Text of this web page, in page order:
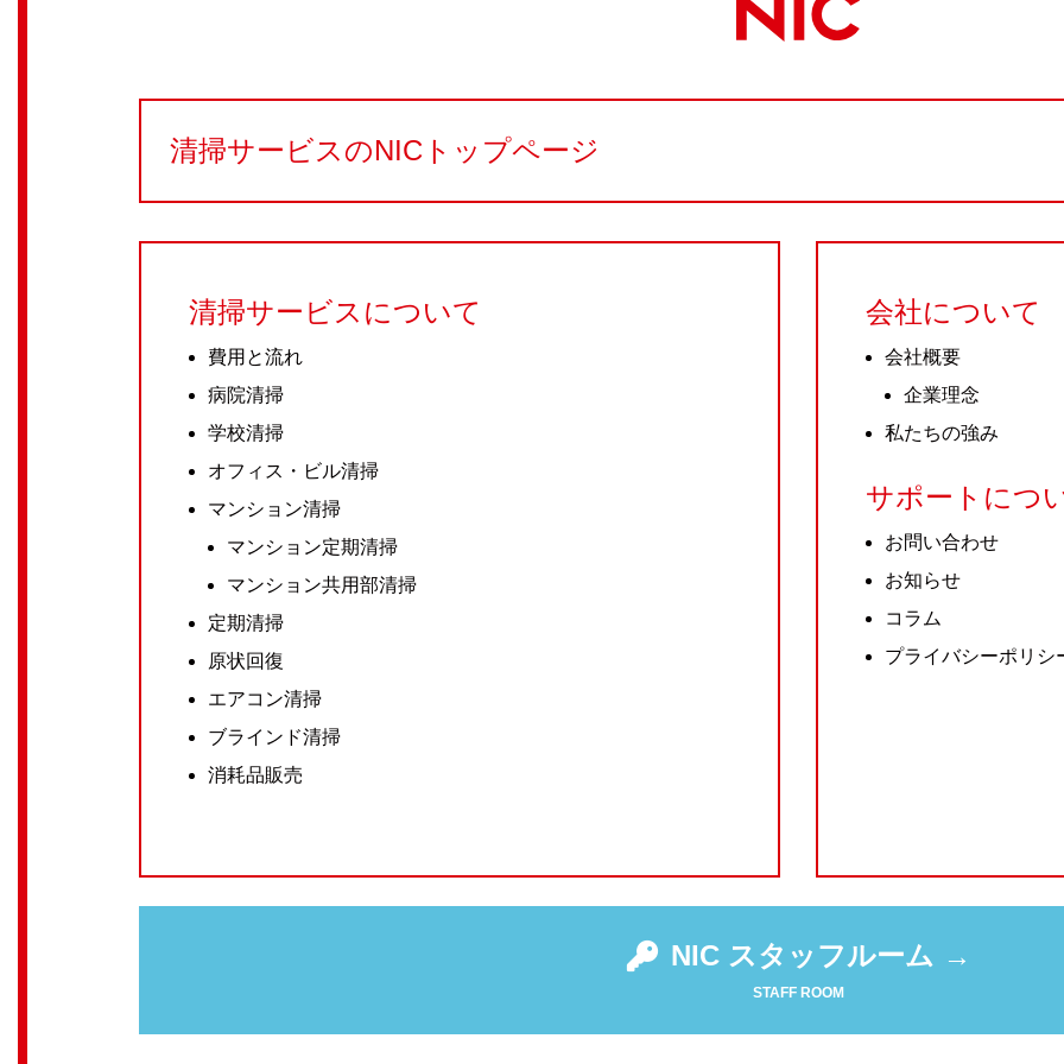
清掃サービスのNICトップページ
清掃サービスについて
費用と流れ
病院清掃
学校清掃
オフィス・ビル清掃
マンション清掃
マンション定期清掃
マンション共用部清掃
定期清掃
原状回復
エアコン清掃
ブラインド清掃
消耗品販売
会社について
会社概要
企業理念
私たちの強み
サポートにつ
お問い合わせ
お知らせ
コラム
プライバシーポリシ
NIC スタッフルーム →
STAFF ROOM